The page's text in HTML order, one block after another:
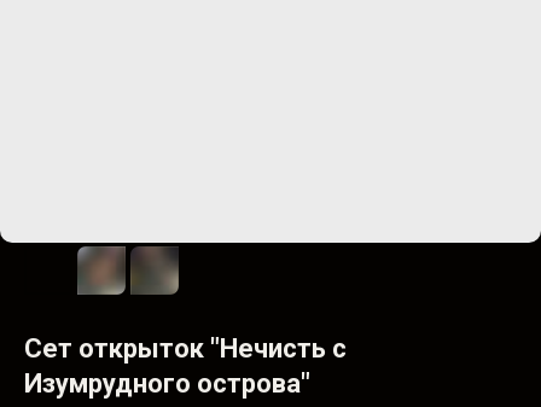
Сет открыток "Нечисть с
Изумрудного острова"